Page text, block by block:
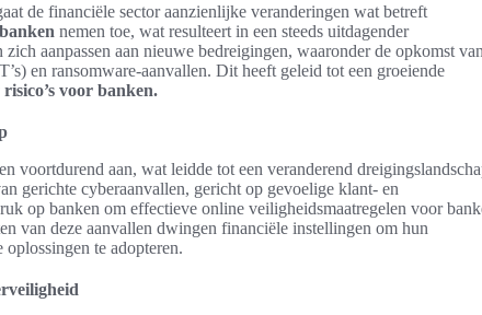
de financiële sector aanzienlijke veranderingen wat betreft
nemen toe, wat resulteert in een steeds uitdagender
aanpassen aan nieuwe bedreigingen, waaronder de opkomst van
en ransomware-aanvallen. Dit heeft geleid tot een groeiende
voor banken.
voortdurend aan, wat leidde tot een veranderend
gerichte cyberaanvallen, gericht op gevoelige klant- en
op banken om effectieve online veiligheidsmaatregelen voor
van deze aanvallen dwingen financiële instellingen om hun
te adopteren.